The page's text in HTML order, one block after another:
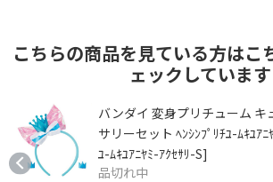
こちらの商品を見ている方はこ
ェックしています
バンダイ 変身プリチューム キ
サリーセット ﾍﾝｼﾝﾌﾟﾘﾁﾕ-ﾑｷﾕｱ
ﾕ-ﾑｷﾕｱﾆﾔﾐ-ｱｸｾｻﾘ-S]
品切れ中